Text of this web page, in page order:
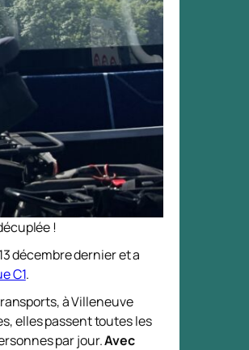
!
décembre dernier et a
C1.
à Villeneuve
elles passent toutes les
par jour.Avec